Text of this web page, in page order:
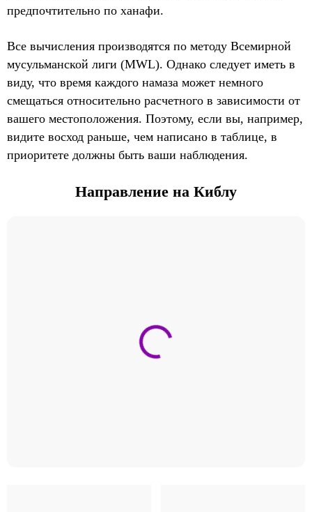
предпочтительно по ханафи.
Все вычисления производятся по методу Всемирной
мусульманской лиги (MWL). Однако следует иметь в
виду, что время каждого намаза может немного
смещаться относительно расчетного в зависимости от
вашего местоположения. Поэтому, если вы, например,
видите восход раньше, чем написано в таблице, в
приоритете должны быть ваши наблюдения.
Направление на Киблу